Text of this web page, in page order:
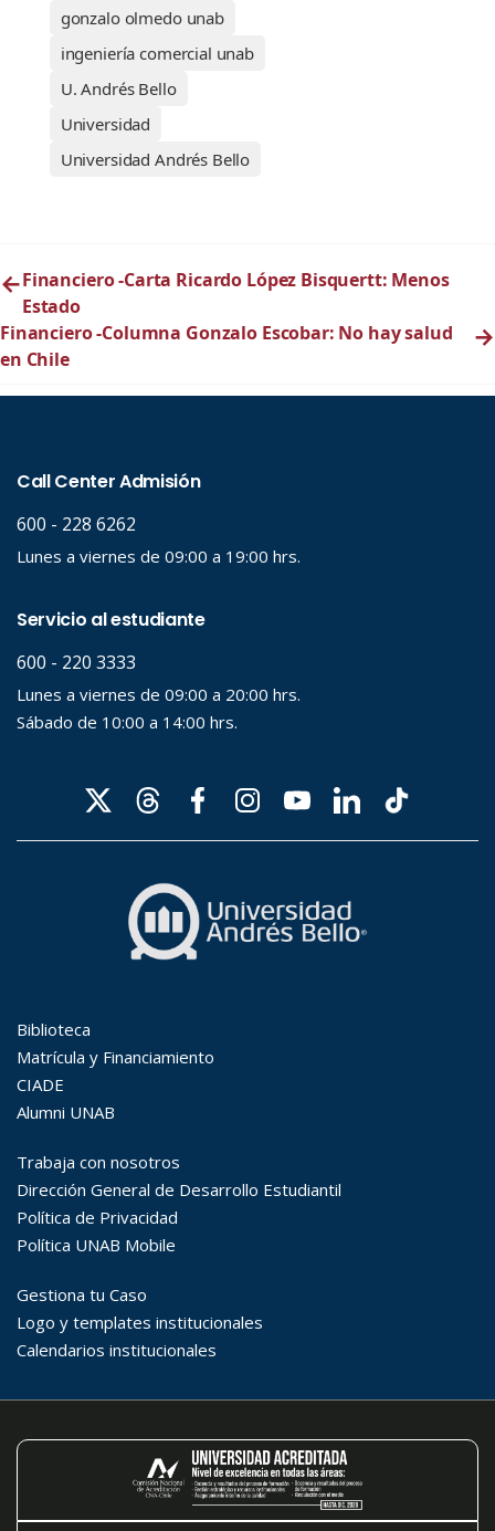
gonzalo olmedo unab
ingeniería comercial unab
U. Andrés Bello
Universidad
Universidad Andrés Bello
←Financiero -Carta Ricardo López Bisquertt: Menos
Estado
Financiero -Columna Gonzalo Escobar: No hay salud
en Chile
→